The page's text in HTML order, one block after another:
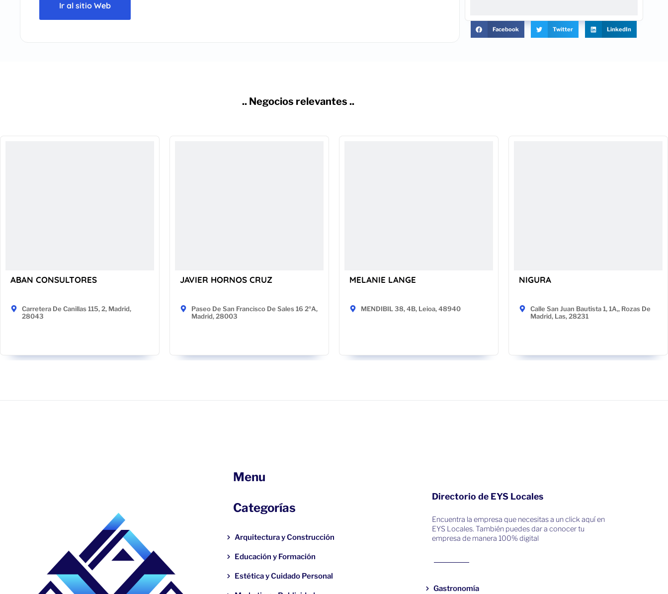
Ir al sitio Web
Facebook Twitter LinkedIn
.. Negocios relevantes ..
ABAN CONSULTORES
Carretera De Canillas 115, 2, Madrid,
28043
JAVIER HORNOS CRUZ
Paseo De San Francisco De Sales 16 2ºA,
Madrid, 28003
MELANIE LANGE
MENDIBIL 38, 4B, Leioa, 48940
NIGURA
Calle San Juan Bautista 1, 1A,, Rozas De
Madrid, Las, 28231
Menu
Categorías
Arquitectura y Construcción
Educación y Formación
Estética y Cuidado Personal
Directorio de EYS Locales
Encuentra la empresa que necesitas a un click aquí en
EYS Locales. También puedes dar a conocer tu
empresa de manera 100% digital
Gastronomía